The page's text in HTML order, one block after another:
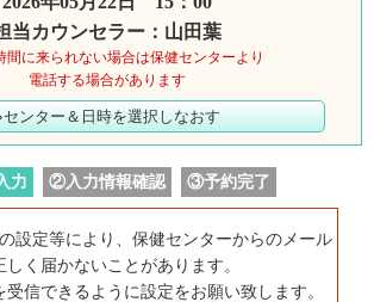
当カウンセラー：山田葉
に来られない場合は保健センターより
電話する場合があります
センター＆日時を選択しなおす
力 ②入力情報確認 ③予約完了
設定等により、保健センターからのメール
しく届かないことがあります。
信できるように設定をお願い致します。